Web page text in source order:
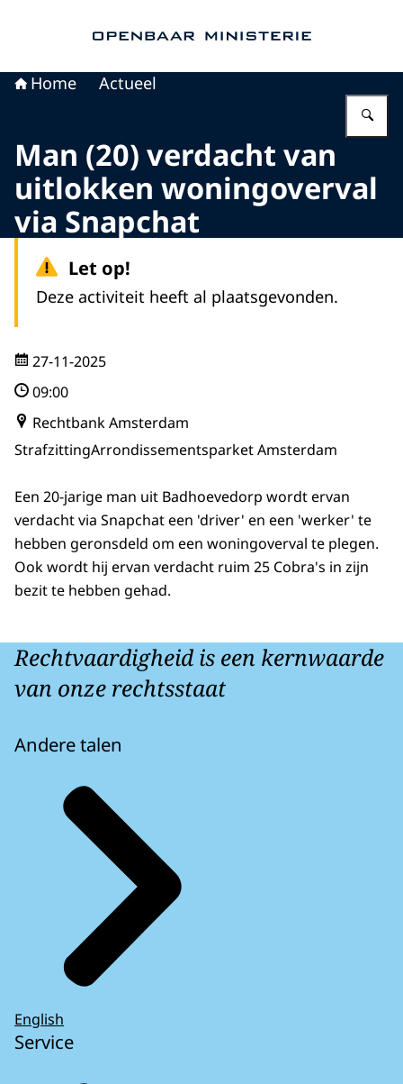
Home Actueel
Man (20) verdacht van
uitlokken woningoverval
via Snapchat
Let op!
Deze activiteit heeft al plaatsgevonden.
27-11-2025
09:00
Rechtbank Amsterdam
StrafzittingArrondissementsparket Amsterdam
Een 20-jarige man uit Badhoevedorp wordt ervan
verdacht via Snapchat een 'driver' en een 'werker' te
hebben geronsdeld om een woningoverval te plegen.
Ook wordt hij ervan verdacht ruim 25 Cobra's in zijn
bezit te hebben gehad.
Rechtvaardigheid is een kernwaarde
van onze rechtsstaat
Andere talen
English
Service